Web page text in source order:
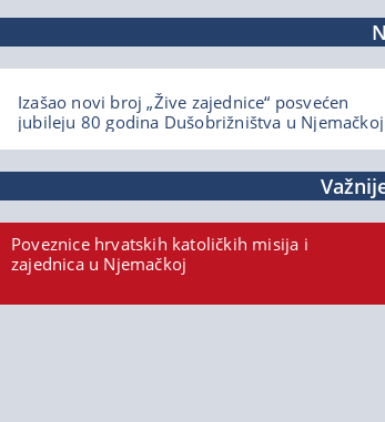
Izašao novi broj „Žive zajednice“ posvećen
jubileju 80 godina Dušobrižništva u Njemačkoj
Poveznice hrvatskih katoličkih misija i
zajednica u Njemačkoj